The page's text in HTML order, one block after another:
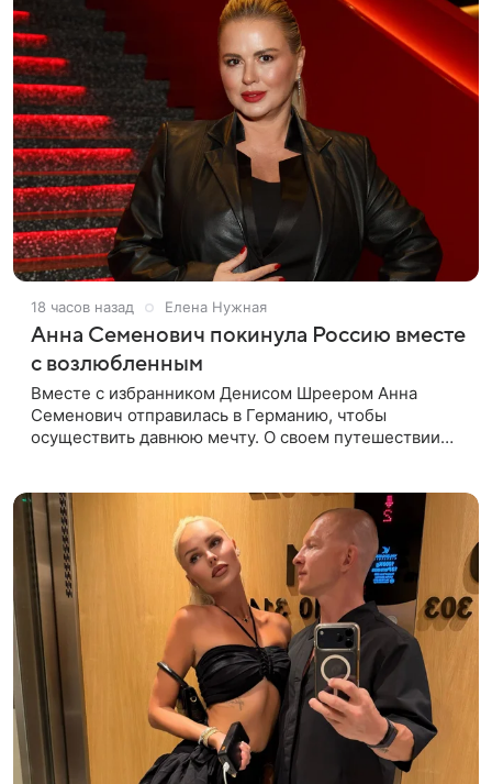
18 часов назад Елена Нужная
Анна Семенович покинула Россию вместе
с возлюбленным
Вместе с избранником Денисом Шреером Анна
Семенович отправилась в Германию, чтобы
осуществить давнюю мечту. О своем путешествии